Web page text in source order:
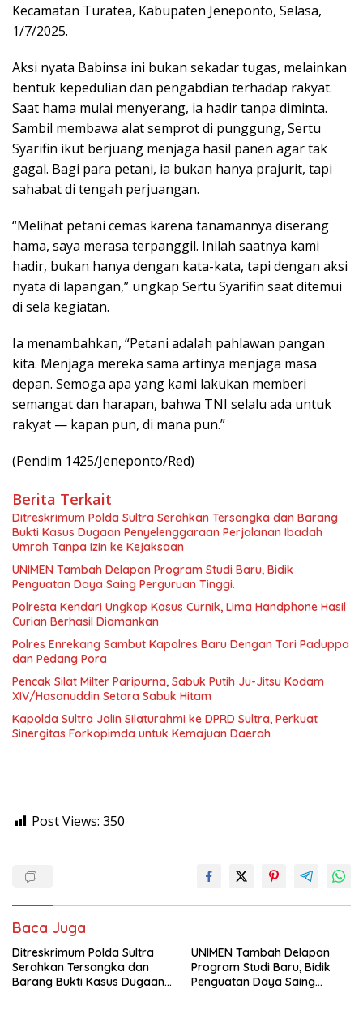
Kecamatan Turatea, Kabupaten Jeneponto, Selasa,
1/7/2025.
Aksi nyata Babinsa ini bukan sekadar tugas, melainkan
bentuk kepedulian dan pengabdian terhadap rakyat.
Saat hama mulai menyerang, ia hadir tanpa diminta.
Sambil membawa alat semprot di punggung, Sertu
Syarifin ikut berjuang menjaga hasil panen agar tak
gagal. Bagi para petani, ia bukan hanya prajurit, tapi
sahabat di tengah perjuangan.
“Melihat petani cemas karena tanamannya diserang
hama, saya merasa terpanggil. Inilah saatnya kami
hadir, bukan hanya dengan kata-kata, tapi dengan aksi
nyata di lapangan,” ungkap Sertu Syarifin saat ditemui
di sela kegiatan.
Ia menambahkan, “Petani adalah pahlawan pangan
kita. Menjaga mereka sama artinya menjaga masa
depan. Semoga apa yang kami lakukan memberi
semangat dan harapan, bahwa TNI selalu ada untuk
rakyat — kapan pun, di mana pun.”
(Pendim 1425/Jeneponto/Red)
Berita Terkait
Ditreskrimum Polda Sultra Serahkan Tersangka dan Barang
Bukti Kasus Dugaan Penyelenggaraan Perjalanan Ibadah
Umrah Tanpa Izin ke Kejaksaan
UNIMEN Tambah Delapan Program Studi Baru, Bidik
Penguatan Daya Saing Perguruan Tinggi.
Polresta Kendari Ungkap Kasus Curnik, Lima Handphone Hasil
Curian Berhasil Diamankan
Polres Enrekang Sambut Kapolres Baru Dengan Tari Paduppa
dan Pedang Pora
Pencak Silat Milter Paripurna, Sabuk Putih Ju-Jitsu Kodam
XIV/Hasanuddin Setara Sabuk Hitam
Kapolda Sultra Jalin Silaturahmi ke DPRD Sultra, Perkuat
Sinergitas Forkopimda untuk Kemajuan Daerah
Post Views: 350
Baca Juga
Ditreskrimum Polda Sultra
Serahkan Tersangka dan
Barang Bukti Kasus Dugaan
UNIMEN Tambah Delapan
Program Studi Baru, Bidik
Penguatan Daya Saing